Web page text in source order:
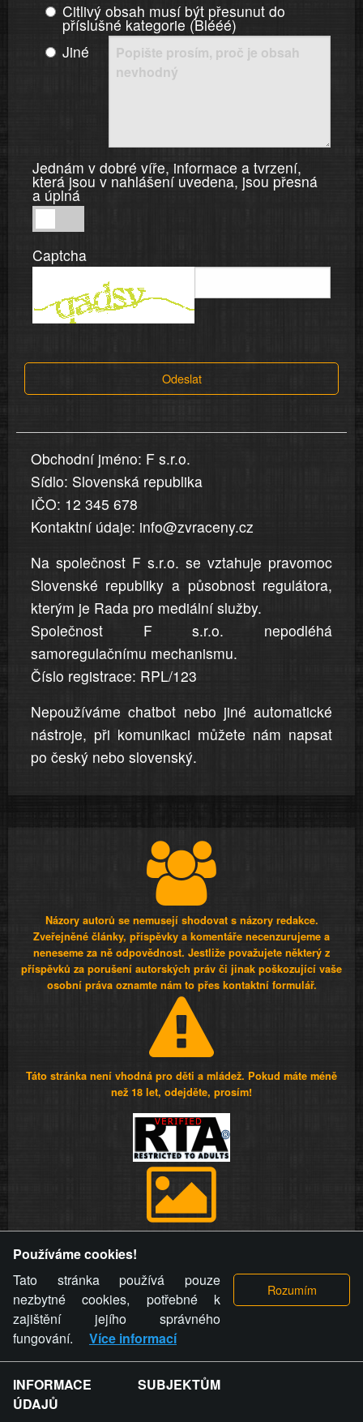
Citlivý obsah musí být přesunut do
příslušné kategorie (Blééé)
Jiné
Jednám v dobré víře, informace a tvrzení,
která jsou v nahlášení uvedena, jsou přesná
a úplná
v
dobré
informace
v
jsou
přesná
a
úplná
Captcha
Odeslat
Obchodní jméno: F s.r.o.
Sídlo: Slovenská republika
IČO: 12 345 678
Kontaktní údaje: info@zvraceny.cz
Na společnost F s.r.o. se vztahuje pravomoc
Slovenské republiky a působnost regulátora,
kterým je Rada pro mediální služby.
Společnost F s.r.o. nepodléhá
samoregulačnímu mechanismu.
Číslo registrace: RPL/123
Nepoužíváme chatbot nebo jiné automatické
nástroje, při komunikaci můžete nám napsat
po český nebo slovenský.
Názory autorů se nemusejí shodovat s názory redakce.
Zveřejněné články, příspěvky a komentáře necenzurujeme a
neneseme za ně odpovědnost. Jestliže považujete některý z
příspěvků za porušení autorských práv či jinak poškozující vaše
osobní práva oznamte nám to přes kontaktní formulář.
Táto stránka není vhodná pro děti a mládež. Pokud máte méně
než 18 let, odejděte, prosím!
videa a komentáře. Osoba, které se toto opatření provozovatele
stránky týče, ani osoba, která umístila fotografii nebo video na
stránku, nemůže z důvodu odstranění fotografie, videa nebo
komentáře pro výše uvedenou okolnost uplatnit vůči
provozovateli stránky žádný nárok na náhradu škody nebo
nemajetkové újmy.
ZVRÁCENÝ.CZ - Svět není zvrácenej. To jen
Používáme cookies!
Tato stránka používá pouze
nezbytné cookies, potřebné k
zajištění jejího správného
fungování.
Více informací
INFORMACE SUBJEKTŮM
ÚDAJŮ